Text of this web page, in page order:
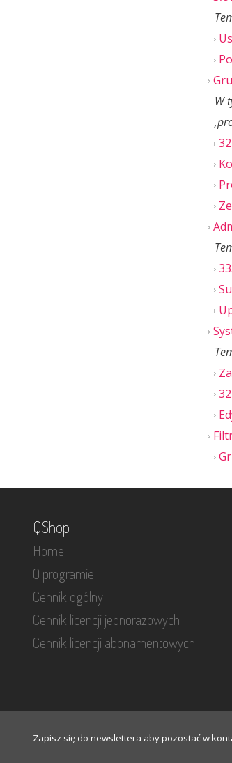
W
QShop
Home
O programie
Cennik ogólny
Cennik licencji jednorazowych
Cennik licencji abonamentowych
Zapisz się do newslettera aby pozostać w